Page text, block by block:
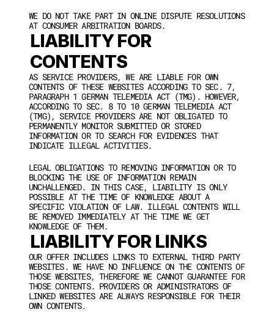
WE DO NOT TAKE PART IN ONLINE DISPUTE RESOLUTIONS
AT CONSUMER ARBITRATION BOARDS.
LIABILITY FOR
CONTENTS
AS SERVICE PROVIDERS, WE ARE LIABLE FOR OWN
CONTENTS OF THESE WEBSITES ACCORDING TO SEC. 7,
PARAGRAPH 1 GERMAN TELEMEDIA ACT (TMG). HOWEVER,
ACCORDING TO SEC. 8 TO 10 GERMAN TELEMEDIA ACT
(TMG), SERVICE PROVIDERS ARE NOT OBLIGATED TO
PERMANENTLY MONITOR SUBMITTED OR STORED
INFORMATION OR TO SEARCH FOR EVIDENCES THAT
INDICATE ILLEGAL ACTIVITIES.
LEGAL OBLIGATIONS TO REMOVING INFORMATION OR TO
BLOCKING THE USE OF INFORMATION REMAIN
UNCHALLENGED. IN THIS CASE, LIABILITY IS ONLY
POSSIBLE AT THE TIME OF KNOWLEDGE ABOUT A
SPECIFIC VIOLATION OF LAW. ILLEGAL CONTENTS WILL
BE REMOVED IMMEDIATELY AT THE TIME WE GET
KNOWLEDGE OF THEM.
LIABILITY FOR LINKS
OUR OFFER INCLUDES LINKS TO EXTERNAL THIRD PARTY
WEBSITES. WE HAVE NO INFLUENCE ON THE CONTENTS OF
THOSE WEBSITES, THEREFORE WE CANNOT GUARANTEE FOR
THOSE CONTENTS. PROVIDERS OR ADMINISTRATORS OF
LINKED WEBSITES ARE ALWAYS RESPONSIBLE FOR THEIR
OWN CONTENTS.